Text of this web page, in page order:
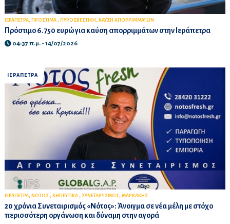
ΙΕΡΑΠΕΤΡΑ, ΠΡΟΣΤΙΜΑ , ΠΥΡΟΣΒΕΣΤΙΚΗ , ΚΑΥΣΗ ΑΠΟΡΡΙΜΜΑΤΩΝ
Πρόστιμο 6.750 ευρώ για καύση απορριμμάτων στην Ιεράπετρα
04:37 π.μ. - 14/07/2026
ΙΕΡΑΠΕΤΡΑ
ΙΕΡΑΠΕΤΡΑ, ΝΟΤΟΣ , ΚΗΠΕΥΤΙΚΑ , ΣΥΝΕΤΑΙΡΙΣΜΟΣ, ΜΑΡΚΑΚΗΣ
20 χρόνια Συνεταιρισμός «Νότος»: Άνοιγμα σε νέα μέλη με στόχο
περισσότερη οργάνωση και δύναμη στην αγορά